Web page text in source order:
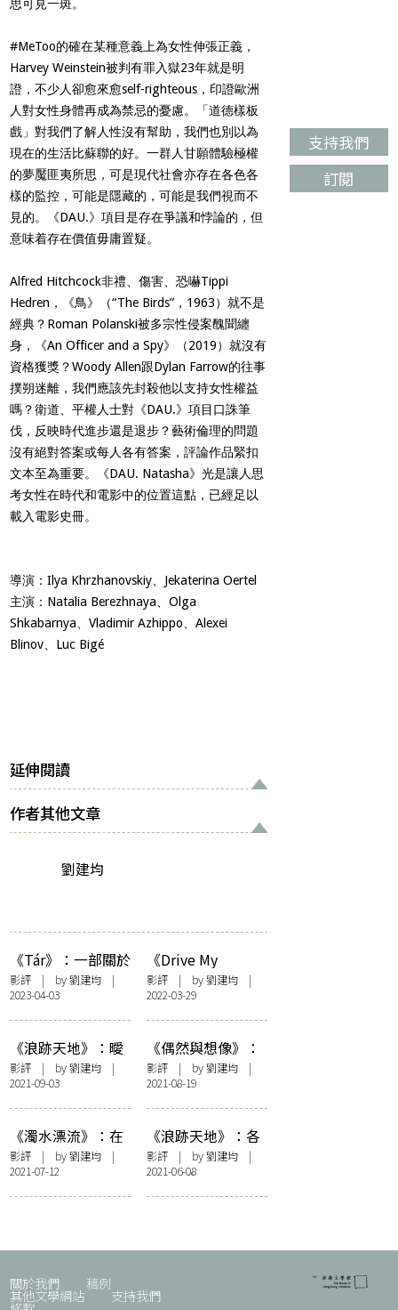
思可見一斑。
#MeToo的確在某種意義上為女性伸張正義，
Harvey Weinstein被判有罪入獄23年就是明
證，不少人卻愈來愈self-righteous ，印證歐洲
人對女性身體再成為禁忌的憂慮。「道德樣板
戲」對我們了解人性沒有幫助，我們也別以為
現在的生活比蘇聯的好。一群人甘願體驗極權
的夢魘匪夷所思，可是現代社會亦存在各色各
樣的監控，可能是隱藏的，可能是我們視而不
見的。《DAU.》項目是存在爭議和悖論的，但
意味着存在價值毋庸置疑。
Alfred Hitchcock非禮、傷害、恐嚇Tippi
Hedren ，《鳥》（“The Birds” ， 1963）就不是
經典？ Roman Polanski被多宗性侵案醜聞纏
身，《An Officer and a Spy》（2019）就沒有
資格獲獎？Woody Allen跟Dylan Farrow的往事
撲朔迷離，我們應該先封殺他以支持女性權益
嗎？衛道、平權人士對《DAU.》項目口誅筆
伐，反映時代進步還是退步？藝術倫理的問題
沒有絕對答案或每人各有答案，評論作品緊扣
文本至為重要。《DAU. Natasha》光是讓人思
考女性在時代和電影中的位置這點，已經足以
載入電影史冊。
導演：Ilya Khrzhanovskiy
Jekaterina Oertel
主演： Natalia Berezhnaya 、Olga
Shkabarnya 、Vladimir Azhippo 、Alexei
Blinov
Luc Bigé
延伸閱讀
作者其他文章
劉建均
《Tár》：一部關於
權力腐敗的黑色喜
劇
影評 | by劉建均 |
2023-04-03
《Drive My
Car》：文本的互文
性體現濱口龍介的
作者性
影評| by劉建均|
2022-03-29
《浪跡天地》：曖
昧性與複雜性的補
充闡釋
影評 | by劉建均 |
2021-09-03
《偶然與想像》：
如魔法的驚喜之作
影評| by劉建均|
2021-08-19
《濁水漂流》：在
濁水漂流的更像是
香港電影人本身
影評 | by劉建均 |
2021-07-12
《浪跡天地》：各
種悖論導致形式成
雙面劍
影評| by劉建均|
2021-06-08
支持我們
訂閱
關於我們 稿例
其他文學網站 支持我們